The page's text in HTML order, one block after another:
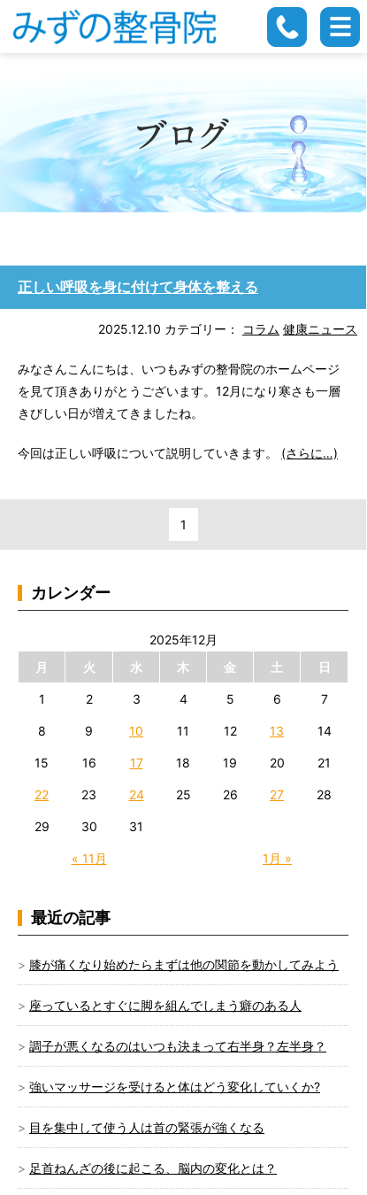
正しい呼吸を身に付けて身体を整える
2025.12.10 カテゴリー： コラム 健康ニュース
みなさんこんにちは、いつもみずの整骨院のホームページ
を見て頂きありがとうございます。12月になり寒さも一層
きびしい日が増えてきましたね。
今回は正しい呼吸について説明していきます。 (さらに…)
1
カレンダー
2025年12月
月
火 水 木 金 土 日
« 11月 1月 »
1 2 3 4 5 6 7
8 9 10 11 12 13 14
15 16 17 18 19 20 21
22 23 24 25 26 27 28
29 30 31
最近の記事
膝が痛くなり始めたらまずは他の関節を動かしてみよう
座っているとすぐに脚を組んでしまう癖のある人
調子が悪くなるのはいつも決まって右半身？左半身？
強いマッサージを受けると体はどう変化していくか?
目を集中して使う人は首の緊張が強くなる
足首ねんざの後に起こる、脳内の変化とは？